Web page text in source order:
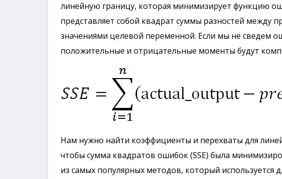
линейную границу, которая минимизирует функцию
представляет собой квадрат суммы разностей между
значениями целевой переменной. Если мы не сведем
положительные и отрицательные моменты будут
Нам нужно найти коэффициенты и перехваты для
чтобы сумма квадратов ошибок (SSE) была
из самых популярных методов, который используется